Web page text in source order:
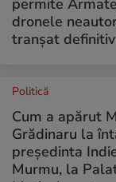
permite
dronele
tranșat
Politică
Cum a apărut
Grădinaru la
președinta
Murmu, la